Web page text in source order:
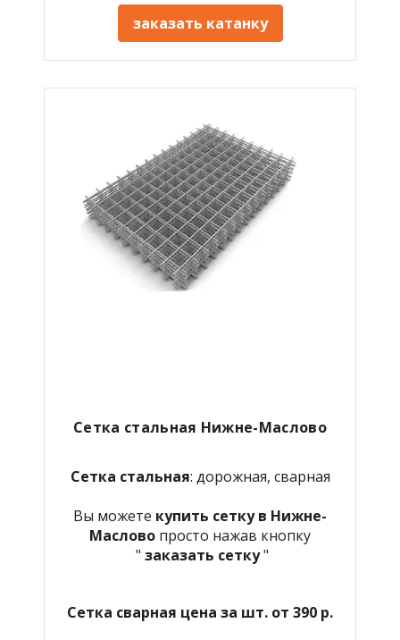
заказать катанку
Сетка стальная Нижне-Маслово
Сетка стальная: дорожная, сварная
Вы можете купить сетку в Нижне-
Маслово просто нажав кнопку
" заказать сетку"
Сетка сварная цена за шт. от 390 р.